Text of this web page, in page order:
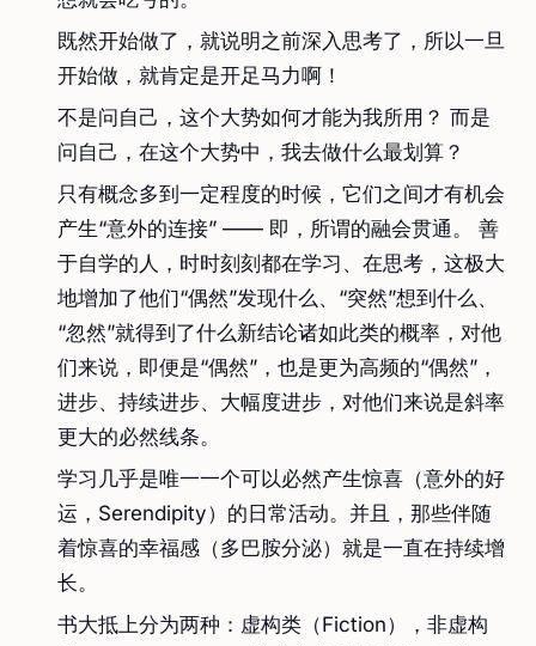
既然开始做了，就说明之前深入思考了，所以一旦
开始做，就肯定是开足马力啊！
不是问自己，这个大势如何才能为我所用？ 而是
问自己，在这个大势中，我去做什么最划算？
只有概念多到一定程度的时候，它们之间才有机会
产生“意外的连接” —— 即，所谓的融会贯通。 善
于自学的人，时时刻刻都在学习、在思考，这极大
地增加了他们“偶然”发现什么、“突然”想到什么、
“忽然”就得到了什么新结论诸如此类的概率，对他
们来说，即便是“偶然”，也是更为高频的“偶然”，
进步、持续进步、大幅度进步，对他们来说是斜率
更大的必然线条。
学习几乎是唯一一个可以必然产生惊喜（意外的好
运，Serendipity）的日常活动。并且，那些伴随
着惊喜的幸福感（多巴胺分泌）就是一直在持续增
长。
书大抵上分为两种：虚构类（Fiction），非虚构